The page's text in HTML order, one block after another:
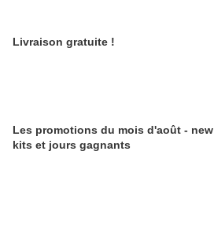
Livraison gratuite !
Les promotions du mois d'août - new
kits et jours gagnants